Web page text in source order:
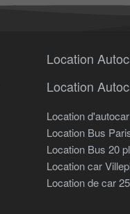
Location
Location
Location
Location Bus
Location Bus 20
Location car
Location de car